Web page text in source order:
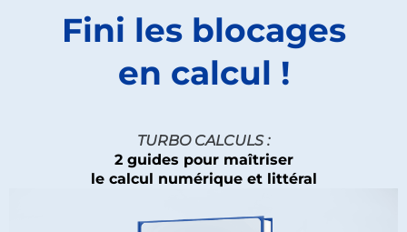
Fini les blocages
en calcul !
TURBO CALCULS :
2 guides pour maîtriser
le calcul numérique et littéral